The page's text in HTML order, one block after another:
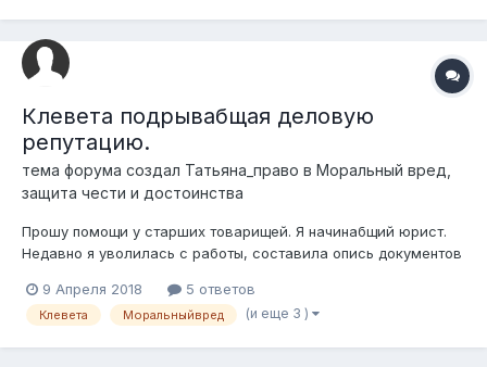
Клевета подрывабщая деловую
репутацию.
тема форума создал Татьяна_право в Моральный вред,
защита чести и достоинства
Прошу помощи у старших товарищей. Я начинабщий юрист.
Недавно я уволилась с работы, составила опись документов
трудовую книжку и ушла. Однако до меня доходят сплетни,
что я ушла и все удалила с ПК. Этим руководство
9 Апреля 2018 5 ответов
Клевета Моральныйвред (и еще 3 )